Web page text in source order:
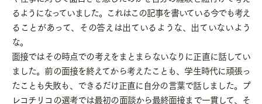
るようになっていました。これはこの記事を書いている今でも考え
ることがあって、その答えは出ているような、出ていないよう
な。
面接ではその時点での考えをまとまらないなりに正直に話してい
ました。前の面接を終えてから考えたことも、学生時代に頑張っ
たことも失敗も、できるだけ正直に自分の言葉で話しました。プ
レコチリコの選考では最初の面談から最終面接まで一貫して、そ